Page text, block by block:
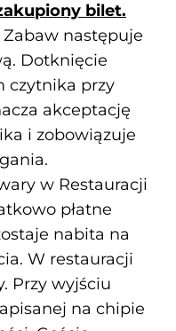
bilet.
następuje
Dotknięcie
czytnika przy
akceptację
i zobowiązuje
w Restauracji
płatne
nabita na
W restauracji
Przy wyjściu
na chipie